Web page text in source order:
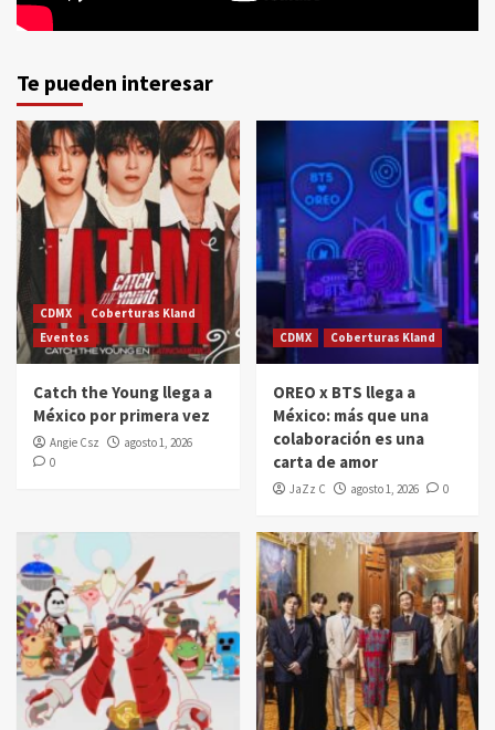
Te pueden interesar
CDMX
Coberturas Kland
Eventos
Catch the Young llega a
México por primera vez
Angie Csz
agosto 1, 2026
0
CDMX Coberturas Kland
OREO x BTS llega a
México: más que una
colaboración es una
carta de amor
JaZz C agosto 1, 2026 0